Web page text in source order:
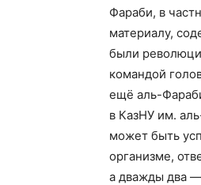
Фараби, в
материалу,
были
командой
ещё аль-
в КазНУ им.
может быть
организме,
а дважды два